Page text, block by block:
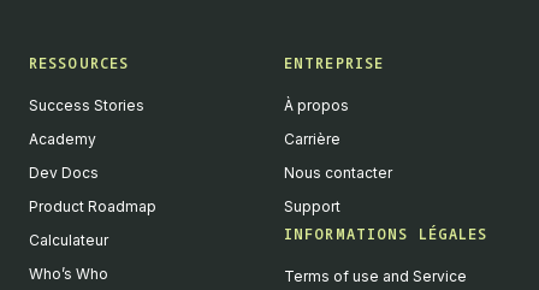
RESSOURCES
Success Stories
Academy
Dev Docs
Product Roadmap
Calculateur
Who’s Who
ENTREPRISE
À propos
Carrière
Nous contacter
Support
INFORMATIONS LÉGALES
Terms of use and Service